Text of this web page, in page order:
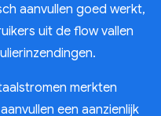
aanvullen goed werkt,
uit de flow vallen
merkten
een aanzienlijk